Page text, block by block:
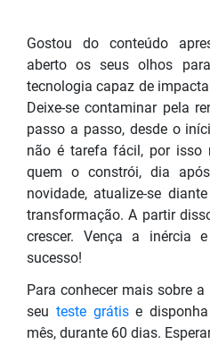
Gostou do conteúdo
aberto os seus olhos
tecnologia capaz de
Deixe-se contaminar pela
passo a passo, desde o
não é tarefa fácil, por isso
quem o constrói, dia
novidade, atualize-se
transformação. A partir
crescer. Vença a inércia
sucesso!
Para conhecer mais sobre
seu teste grátise disponha
mês, durante 60 dias.